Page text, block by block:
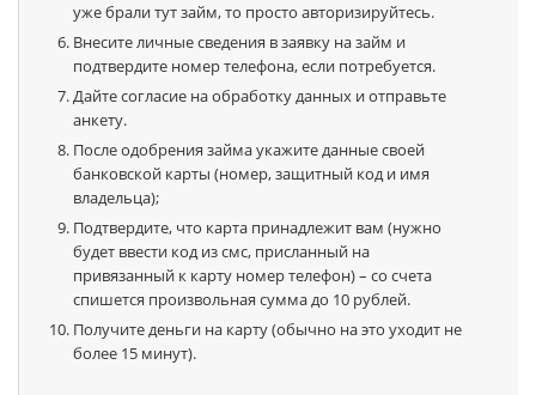
уже брали тут займ, то просто авторизируйтесь.
Внесите личные сведения в заявку на займ и
подтвердите номер телефона, если потребуется.
Дайте согласие на обработку данных и отправьте
анкету.
После одобрения займа укажите данные своей
банковской карты (номер, защитный код и имя
владельца);
Подтвердите, что карта принадлежит вам (нужно
будет ввести код из смс, присланный на
привязанный к карту номер телефон) – со счета
спишется произвольная сумма до 10 рублей.
Получите деньги на карту (обычно на это уходит не
более 15 минут).